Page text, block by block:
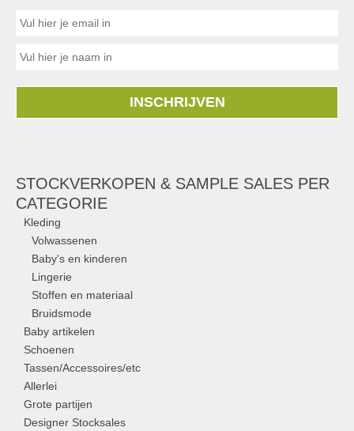
INSCHRIJVEN
STOCKVERKOPEN & SAMPLE SALES PER
CATEGORIE
Kleding
Volwassenen
Baby's en kinderen
Lingerie
Stoffen en materiaal
Bruidsmode
Baby artikelen
Schoenen
Tassen/Accessoires/etc
Allerlei
Grote partijen
Designer Stocksales